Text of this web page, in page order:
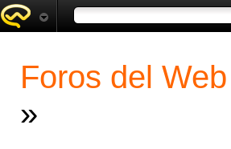
Foros del Web
»